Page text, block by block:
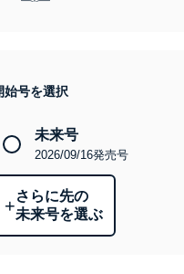
始号を選択
未来号
2026/09/16発売号
+さらに先の
未来号を選ぶ